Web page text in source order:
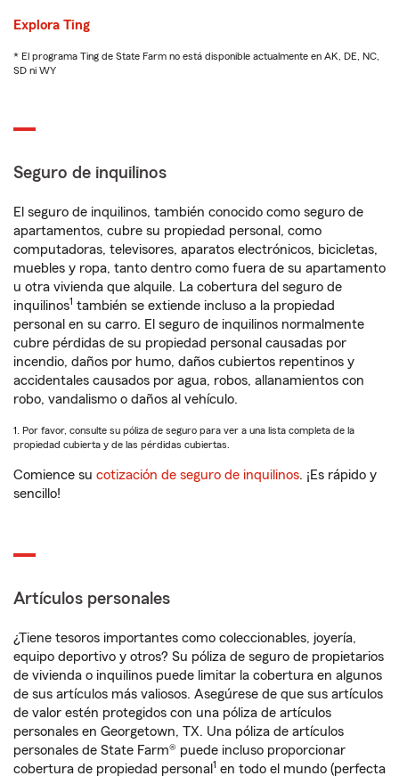
Explora Ting
* El programa Ting de State Farm no está disponible actualmente en AK, DE, NC,
SD ni WY
Seguro de inquilinos
El seguro de inquilinos, también conocido como seguro de
apartamentos, cubre su propiedad personal, como
computadoras, televisores, aparatos electrónicos, bicicletas,
muebles y ropa, tanto dentro como fuera de su apartamento
u otra vivienda que alquile. La cobertura del seguro de
inquilinos1 también se extiende incluso a la propiedad
personal en su carro. El seguro de inquilinos normalmente
cubre pérdidas de su propiedad personal causadas por
incendio, daños por humo, daños cubiertos repentinos y
accidentales causados por agua, robos, allanamientos con
robo, vandalismo o daños al vehículo.
1. Por favor, consulte su póliza de seguro para ver a una lista completa de la
propiedad cubierta y de las pérdidas cubiertas.
Comience su cotización de seguro de inquilinos. ¡Es rápido y
sencillo!
Artículos personales
¿Tiene tesoros importantes como coleccionables, joyería,
equipo deportivo y otros? Su póliza de seguro de propietarios
de vivienda o inquilinos puede limitar la cobertura en algunos
de sus artículos más valiosos. Asegúrese de que sus artículos
de valor estén protegidos con una póliza de artículos
personales en Georgetown, TX. Una póliza de artículos
personales de State Farm® puede incluso proporcionar
cobertura de propiedad personal 1 en todo el mundo (perfecta